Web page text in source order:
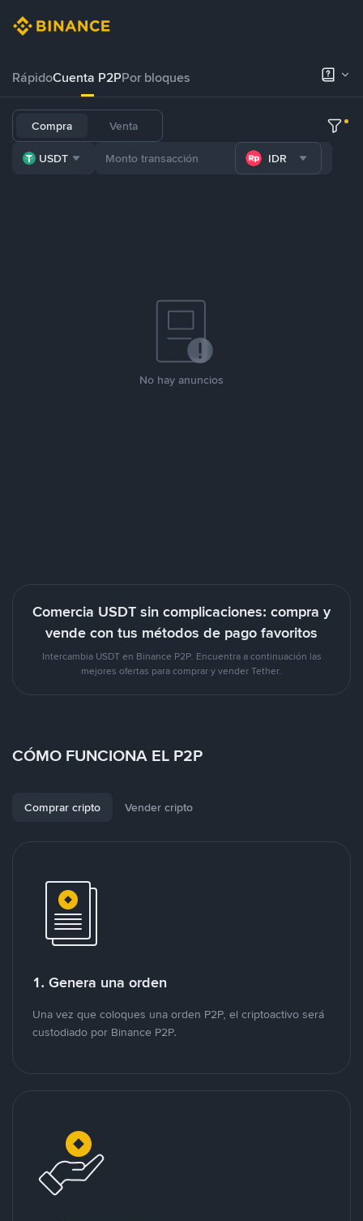
RápidoCuenta P2PPor bloques
Compra Venta
USDT IDR
No hay anuncios
Comercia USDT sin complicaciones: compra y
vende con tus métodos de pago favoritos
Intercambia USDT en Binance P2P. Encuentra a continuación las
mejores ofertas para comprar y vender Tether.
CÓMO FUNCIONA EL P2P
Comprar cripto Vender cripto
1. Genera una orden
Una vez que coloques una orden P2P, el criptoactivo será
custodiado por Binance P2P.